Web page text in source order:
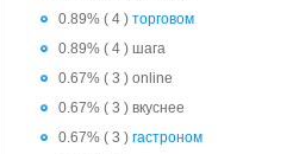
0.89% ( 4 ) торговом
0.89% ( 4 ) шага
0.67% ( 3 ) online
0.67% ( 3 ) вкуснее
0.67% ( 3 ) гастроном